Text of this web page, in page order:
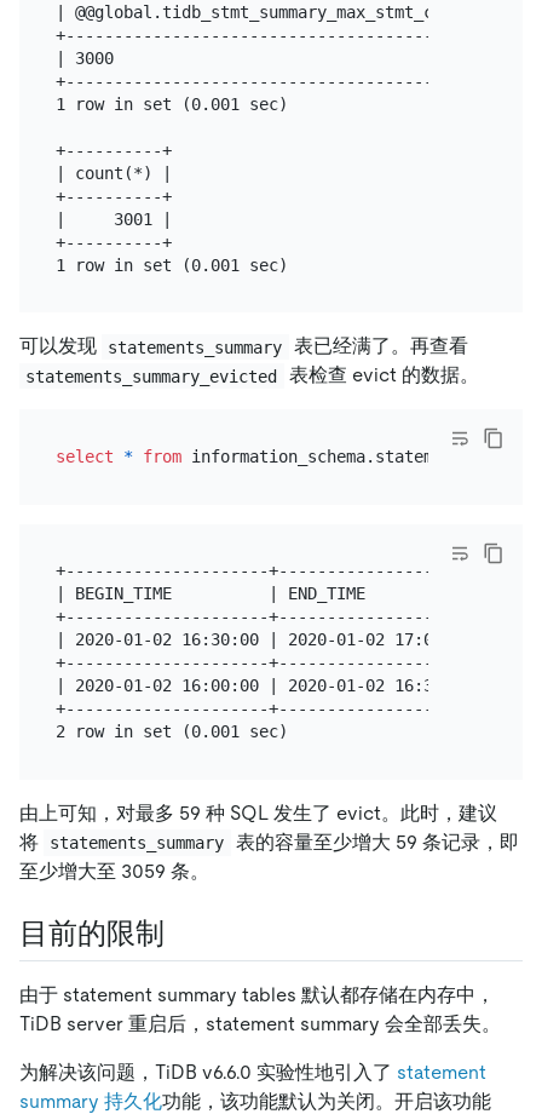
| @@global.tidb_stmt_summary_max_stmt_count |
+-------------------------------------------+
| 3000                                      |
+-------------------------------------------+
1 row in set (0.001 sec)
+----------+
| count(*) |
+----------+
|     3001 |
+----------+
可以发现 statements_summary 表已经满了。再查看
statements_summary_evicted 表检查 evict 的数据。
select * from
+---------------------+---------------------
| BEGIN_TIME          | END_TIME            |
+---------------------+---------------------
| 2020-01-02 16:30:00 | 2020-01-02 17:00:00 |
+---------------------+---------------------
| 2020-01-02 16:00:00 | 2020-01-02 16:30:00 |
+---------------------+---------------------
由上可知，对最多 59 种 SQL 发生了 evict。此时，建议
将
statements_summary
表的容量至少增大 59 条记录，即
至少增大至 3059 条。
目前的限制
由于 statement summary tables 默认都存储在内存中，
TiDB server 重启后，statement summary 会全部丢失。
为解决该问题，TiDB v6.6.0 实验性地引入了 statement
summary 持久化功能，该功能默认为关闭。开启该功能